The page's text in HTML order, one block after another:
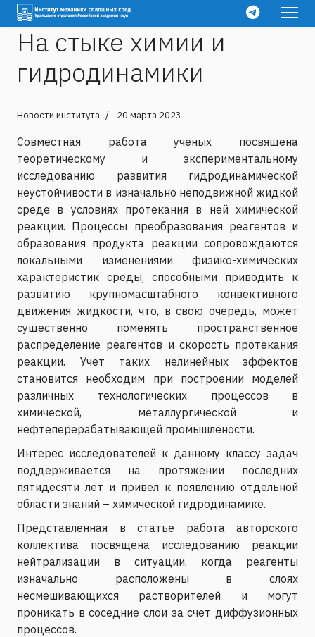
На стыке химии и
гидродинамики
Новости института 20 марта 2023
Совместная работа ученых посвящена
теоретическому и экспериментальному
исследованию развития гидродинамической
неустойчивости в изначально неподвижной жидкой
среде в условиях протекания в ней химической
реакции. Процессы преобразования реагентов и
образования продукта реакции сопровождаются
локальными изменениями физико-химических
характеристик среды, способными приводить к
развитию крупномасштабного конвективного
движения жидкости, что, в свою очередь, может
существенно поменять пространственное
распределение реагентов и скорость протекания
реакции. Учет таких нелинейных эффектов
становится необходим при построении моделей
различных технологических процессов в
химической, металлургической и
нефтеперерабатывающей промышлености.
Интерес исследователей к данному классу задач
поддерживается на протяжении последних
пятидесяти лет и привел к появлению отдельной
области знаний – химической гидродинамике.
Представленная в статье работа авторского
коллектива посвящена исследованию реакции
нейтрализации в ситуации, когда реагенты
изначально расположены в слоях
несмешивающихся растворителей и могут
проникать в соседние слои за счет диффузионных
процессов.